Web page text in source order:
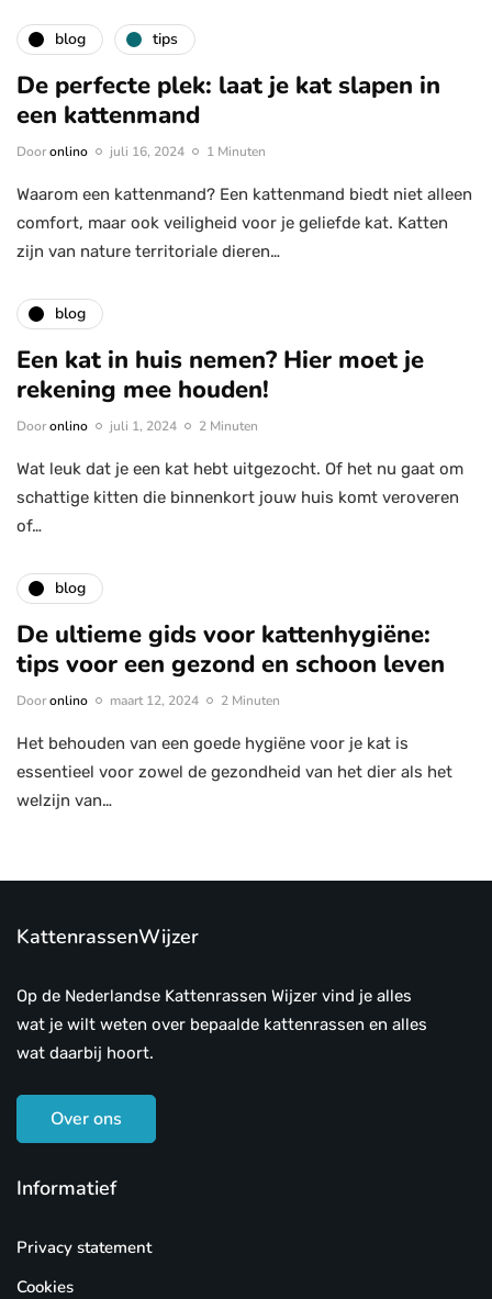
blog tips
De perfecte plek: laat je kat slapen in
een kattenmand
Dooronlino juli 16, 2024 1 Minuten
Waarom een kattenmand? Een kattenmand biedt niet alleen
comfort, maar ook veiligheid voor je geliefde kat. Katten
zijn van nature territoriale dieren…
blog
Een kat in huis nemen? Hier moet je
rekening mee houden!
Dooronlino juli 1, 2024 2 Minuten
Wat leuk dat je een kat hebt uitgezocht. Of het nu gaat om
schattige kitten die binnenkort jouw huis komt veroveren
of…
blog
De ultieme gids voor kattenhygiëne:
tips voor een gezond en schoon leven
Dooronlino maart 12, 2024 2 Minuten
Het behouden van een goede hygiëne voor je kat is
essentieel voor zowel de gezondheid van het dier als het
welzijn van…
KattenrassenWijzer
Op de Nederlandse Kattenrassen Wijzer vind je alles
wat je wilt weten over bepaalde kattenrassen en alles
wat daarbij hoort.
Over ons
Informatief
Privacy statement
Cookies